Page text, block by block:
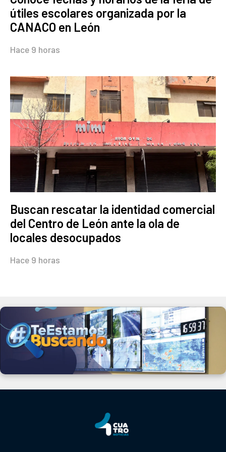
útiles escolares organizada por la
CANACO en León
Hace 9 horas
Buscan rescatar la identidad comercial
del Centro de León ante la ola de
locales desocupados
Hace 9 horas